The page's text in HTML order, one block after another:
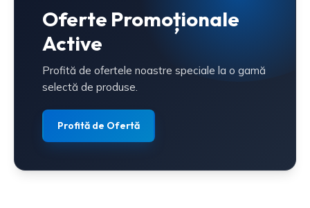
Oferte Promoționale
Active
Profită de ofertele noastre speciale la o gamă
selectă de produse.
Profită de Ofertă